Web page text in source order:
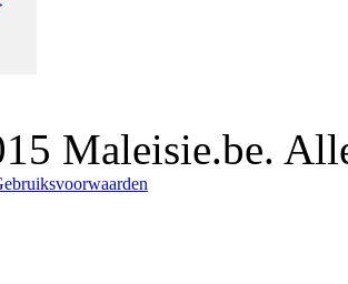
Maleisie.be.